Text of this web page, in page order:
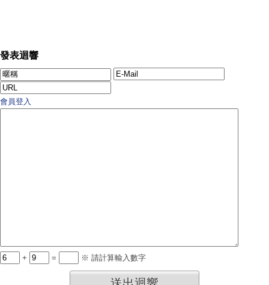
發表迴響
會員登入
+ = ※ 請計算輸入數字